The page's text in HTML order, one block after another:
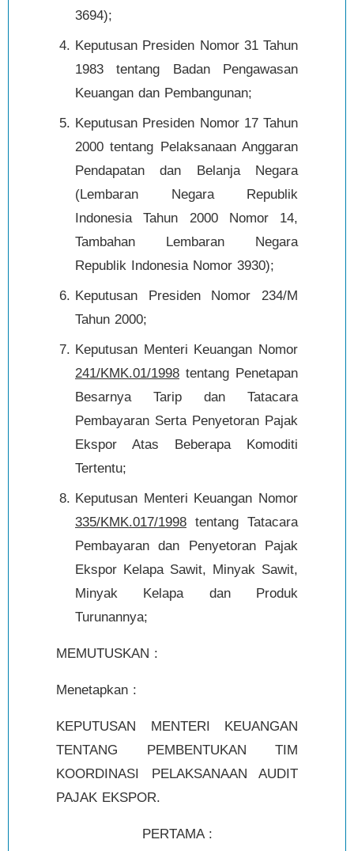
3694);
Keputusan Presiden Nomor 31 Tahun
1983 tentang Badan Pengawasan
Keuangan dan Pembangunan;
Keputusan Presiden Nomor 17 Tahun
2000 tentang Pelaksanaan Anggaran
Pendapatan dan Belanja Negara
(Lembaran Negara Republik
Indonesia Tahun 2000 Nomor 14,
Tambahan Lembaran Negara
Republik Indonesia Nomor 3930);
Keputusan Presiden Nomor 234/M
Tahun 2000;
Keputusan Menteri Keuangan Nomor
241/KMK.01/1998 tentang Penetapan
Besarnya Tarip dan Tatacara
Pembayaran Serta Penyetoran Pajak
Ekspor Atas Beberapa Komoditi
Tertentu;
Keputusan Menteri Keuangan Nomor
335/KMK.017/1998 tentang Tatacara
Pembayaran dan Penyetoran Pajak
Ekspor Kelapa Sawit, Minyak Sawit,
Minyak Kelapa dan Produk
Turunannya;
MEMUTUSKAN :
Menetapkan :
KEPUTUSAN MENTERI KEUANGAN
TENTANG PEMBENTUKAN TIM
KOORDINASI PELAKSANAAN AUDIT
PAJAK EKSPOR.
PERTAMA :